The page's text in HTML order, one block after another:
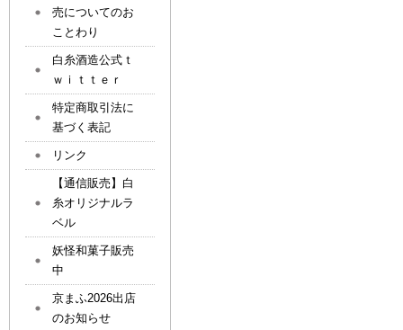
売についてのお
ことわり
白糸酒造公式ｔ
ｗｉｔｔｅｒ
特定商取引法に
基づく表記
リンク
【通信販売】白
糸オリジナルラ
ベル
妖怪和菓子販売
中
京まふ2026出店
のお知らせ